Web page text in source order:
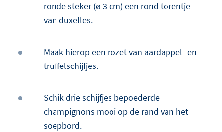
ronde steker (ø 3 cm) een rond torentje
van duxelles.
Maak hierop een rozet van aardappel- en
truffelschijfjes.
Schik drie schijfjes bepoederde
champignons mooi op de rand van het
soepbord.